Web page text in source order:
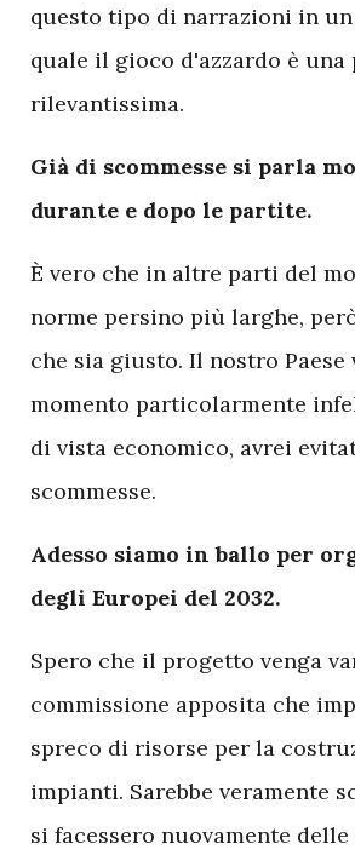
questo tipo di narrazioni in un
quale il gioco d'azzardo è una
rilevantissima.
Già di scommesse si parla
durante e dopo le partite.
È vero che in altre parti del
norme persino più larghe,
che sia giusto. Il nostro Paese
momento particolarmente
di vista economico, avrei
scommesse.
Adesso siamo in ballo per
degli Europei del 2032.
Spero che il progetto venga
commissione apposita che
spreco di risorse per la
impianti. Sarebbe veramente
si facessero nuovamente